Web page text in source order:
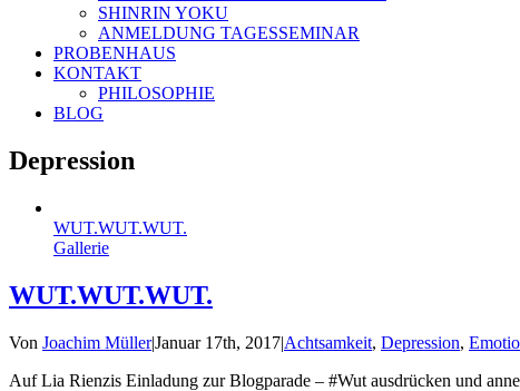
SHINRIN YOKU
ANMELDUNG TAGESSEMINAR
PROBENHAUS
KONTAKT
PHILOSOPHIE
BLOG
Depression
WUT.WUT.WUT.
Gallerie
WUT.WUT.WUT.
Von Joachim Müller|Januar 17th, 2017|Achtsamkeit, Depression,
Auf Lia Rienzis Einladung zur Blogparade – #Wut ausdrücken und